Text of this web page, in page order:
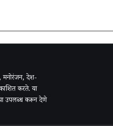
मनोरंजन, देश-
करते. या
उपलब्ध करून देणे